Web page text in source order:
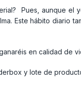
Pues, aunque
Este hábito diario
en calidad de
y lote de